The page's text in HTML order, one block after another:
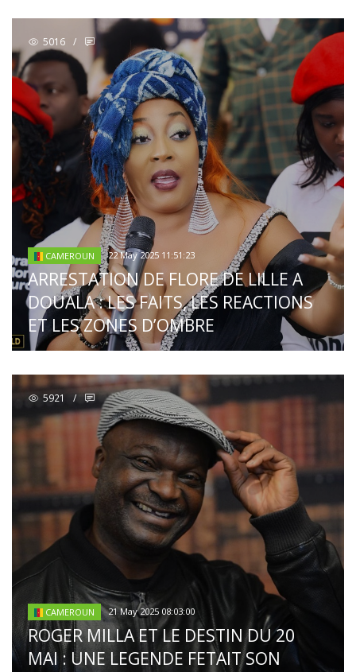
5016 /
CAMEROUN 22 May 2025 11:51:23
ARRESTATION DE FLORE DE LILLE A
DOUALA : LES FAITS, LES REACTIONS
ET LES ZONES D’OMBRE
5921 /
CAMEROUN 21 May 2025 08:03:00
ROGER MILLA ET LE DESTIN DU 20
MAI : UNE LEGENDE FETAIT SON